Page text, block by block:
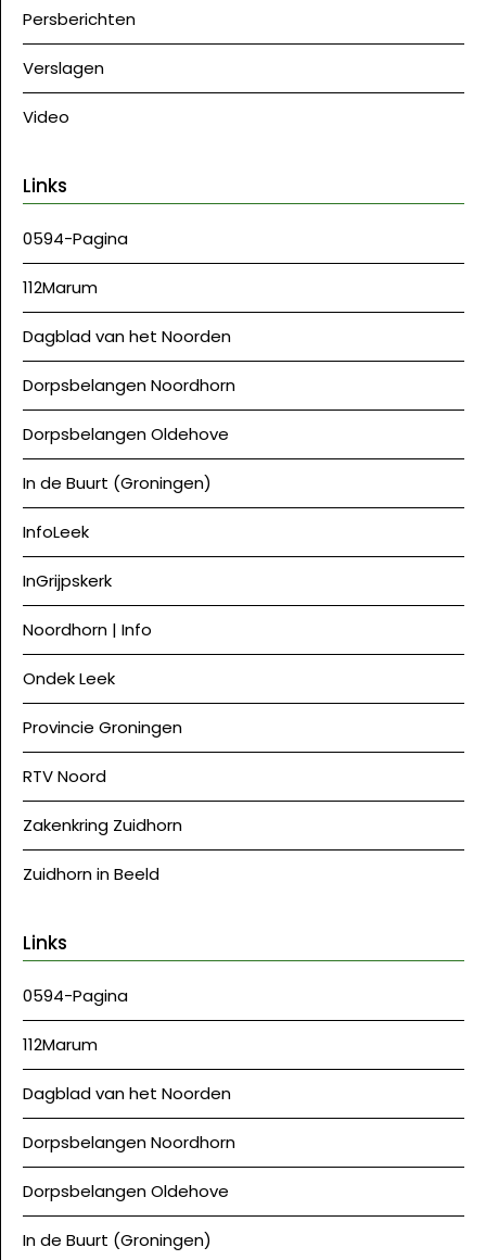
Persberichten
Verslagen
Video
Links
0594-Pagina
112Marum
Dagblad van het Noorden
Dorpsbelangen Noordhorn
Dorpsbelangen Oldehove
In de Buurt (Groningen)
InfoLeek
InGrijpskerk
Noordhorn | Info
Ondek Leek
Provincie Groningen
RTV Noord
Zakenkring Zuidhorn
Zuidhorn in Beeld
Links
0594-Pagina
112Marum
Dagblad van het Noorden
Dorpsbelangen Noordhorn
Dorpsbelangen Oldehove
In de Buurt (Groningen)